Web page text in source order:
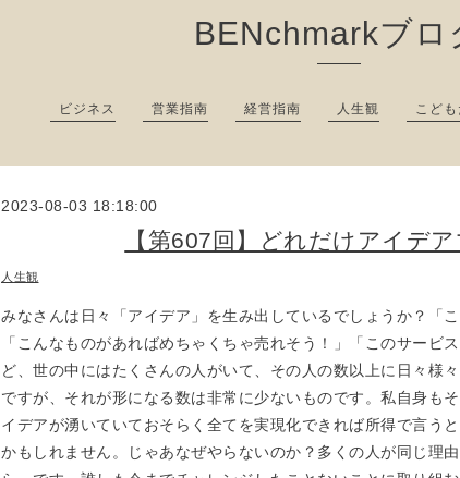
BENchmarkブロ
ビジネス 営業指南 経営指南 人生観 こど
2023-08-03 18:18:00
【第607回】どれだけアイデ
人生観
みなさんは日々「アイデア」を生み出しているでしょうか？「
「こんなものがあればめちゃくちゃ売れそう！」「このサービ
ど、世の中にはたくさんの人がいて、その人の数以上に日々様
ですが、それが形になる数は非常に少ないものです。私自身も
イデアが湧いていておそらく全てを実現化できれば所得で言う
かもしれません。じゃあなぜやらないのか？多くの人が同じ理